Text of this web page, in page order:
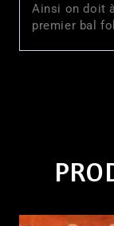
Ainsi on doit
premier bal